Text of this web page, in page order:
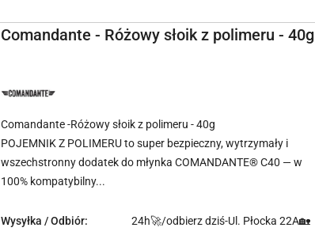
Comandante - Różowy słoik z polimeru - 40g
NAZWA
PRODUCENTA:
Comandante -Różowy słoik z polimeru - 40g
POJEMNIK Z POLIMERU to super bezpieczny, wytrzymały i
wszechstronny dodatek do młynka COMANDANTE® C40 — w
100% kompatybilny...
Wysyłka / Odbiór: 24h🚀/odbierz dziś-Ul. Płocka 22A🏡